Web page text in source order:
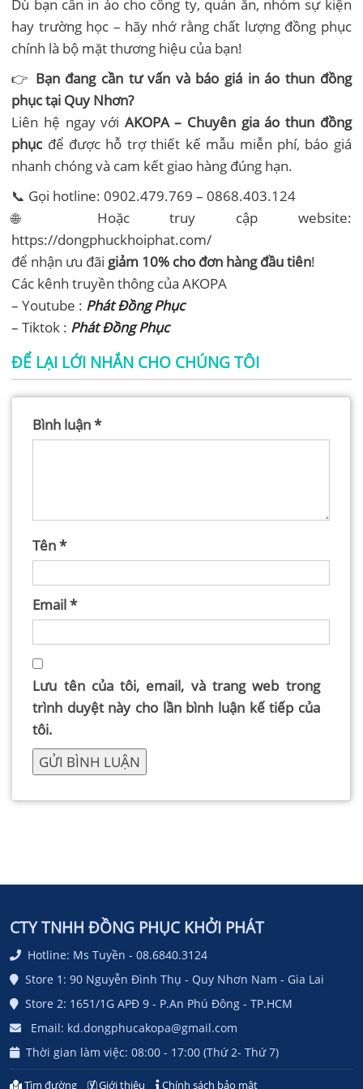
Dù bạn cần in áo cho công ty, quán ăn, nhóm sự kiện
hay trường học – hãy nhớ rằng chất lượng đồng phục
chính là bộ mặt thương hiệu của bạn!
👉 Bạn đang cần tư vấn và báo giá in áo thun đồng
phục tại Quy Nhơn?
Liên hệ ngay với AKOPA – Chuyên gia áo thun đồng
phục để được hỗ trợ thiết kế mẫu miễn phí, báo giá
nhanh chóng và cam kết giao hàng đúng hạn.
📞 Gọi hotline: 0902.479.769 – 0868.403.124
🌐 Hoặc truy cập website:
https://dongphuckhoiphat.com/
để nhận ưu đãi giảm 10% cho đơn hàng đầu tiên!
Các kênh truyền thông của AKOPA
– Youtube : Phát Đồng Phục
– Tiktok : Phát Đồng Phục
ĐỂ LẠI LỚI NHẮN CHO CHÚNG TÔI
Bình luận*
Tên*
Email*
Lưu tên của tôi, email, và trang web trong
trình duyệt này cho lần bình luận kế tiếp của
tôi.
CTY TNHH ĐỒNG PHỤC KHỞI PHÁT
Hotline: Ms Tuyền - 08.6840.3124
Store 1: 90 Nguyễn Đình Thụ - Quy Nhơn Nam - Gia Lai
Store 2: 1651/1G APĐ 9 - P.An Phú Đông - TP.HCM
Email: kd.dongphucakopa@gmail.com
Thời gian làm việc: 08:00 - 17:00 (Thứ 2- Thứ 7)
Tìm đường Giới thiệu Chính sách bảo mật